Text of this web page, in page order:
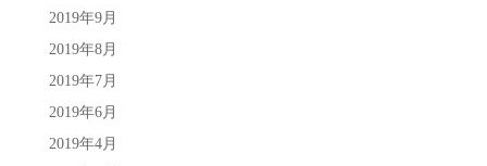
2019年9月
2019年8月
2019年7月
2019年6月
2019年4月